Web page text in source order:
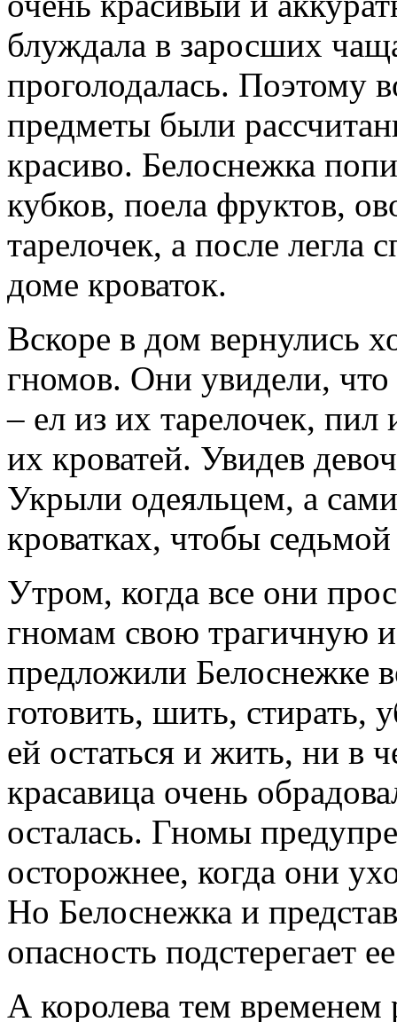
блуждала в заросших
проголодалась. Поэтому
предметы были
красиво. Белоснежка
кубков, поела фруктов,
тарелочек, а после легла
доме кроваток.
Вскоре в дом вернулись
гномов. Они увидели, что
– ел из их тарелочек,
их кроватей. Увидев
Укрыли одеяльцем, а
кроватках, чтобы
Утром, когда все они
гномам свою трагичную
предложили Белоснежке
готовить, шить, стирать,
ей остаться и жить, ни в
красавица очень
осталась. Гномы
осторожнее, когда они
Но Белоснежка и
опасность подстерегает
А королева тем временем